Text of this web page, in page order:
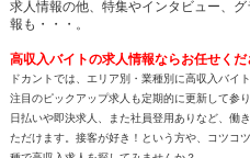
注目のピックアップ求人も定期的に更新して参
日払いや即決求人、また社員登用ありなど、働
ただけます。接客が好き！という方や、コツコ
種で高収入求人を探してみませんか？
人気のPCオペレーター、PC入力の求人もたく
れたデータ情報を入力したり原稿を書いたりす
の方でも可能なお仕事で、将来のPCスキルア
おりますので、きっとアナタに合ったバイトが